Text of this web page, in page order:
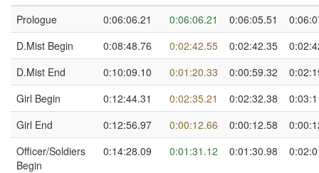
Prologue
0:06:06.21 0:06:06.21 0:06:05.51
D.Mist Begin
0:08:48.76 0:02:42.55 0:02:42.35
D.Mist End
0:10:09.10 0:01:20.33 0:00:59.32
Girl Begin
0:12:44.31 0:02:35.21 0:02:32.38
Girl End
0:12:56.97 0:00:12.66 0:00:12.58
Officer/Soldiers
Begin
0:14:28.09 0:01:31.12 0:01:30.98